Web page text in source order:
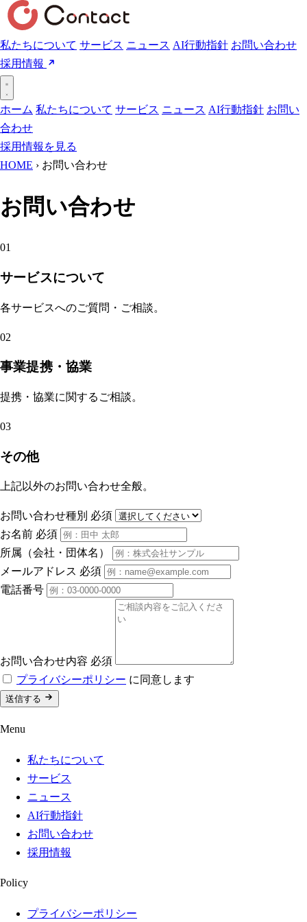
私たちについて サービス ニュース AI行動指針 お問い合わせ
採用情報
ホーム 私たちについて サービス ニュース AI行動指針 お問い
合わせ
採用情報を見る
HOME › お問い合わせ
お問い合わせ
01
サービスについて
各サービスへのご質問・ご相談。
02
事業提携・協業
提携・協業に関するご相談。
03
その他
上記以外のお問い合わせ全般。
お問い合わせ種別 必須
お名前 必須
所属（会社・団体名）
メールアドレス 必須
電話番号
お問い合わせ内容 必須
プライバシーポリシー に同意します
送信する
Menu
私たちについて
サービス
ニュース
AI行動指針
お問い合わせ
採用情報
Policy
プライバシーポリシー